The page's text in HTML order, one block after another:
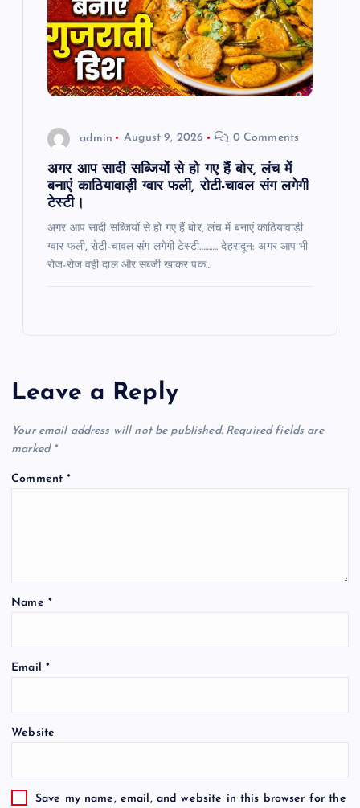
admin August 9, 2026 0 Comments
अगर आप सादी सब्जियों से हो गए हैं बोर, लंच में
बनाएं काठियावाड़ी ग्वार फली, रोटी-चावल संग लगेगी
टेस्टी।
अगर आप सादी सब्जियों से हो गए हैं बोर, लंच में बनाएं काठियावाड़ी
ग्वार फली, रोटी-चावल संग लगेगी टेस्टी………. देहरादून: अगर आप भी
रोज-रोज वही दाल और सब्जी खाकर पक…
Leave a Reply
Your email address will not be published. Required fields are
marked *
Comment*
Name *
Email *
Website
Save my name, email, and website in this browser for the